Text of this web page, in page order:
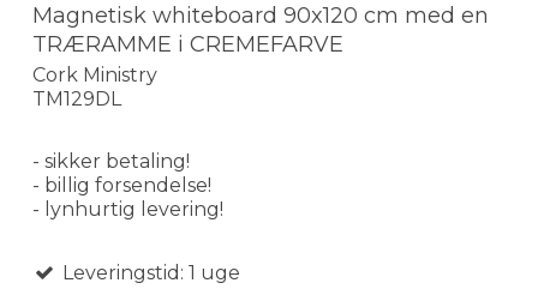
Magnetisk whiteboard 90x120 cm med en
TRÆRAMME i CREMEFARVE
Cork Ministry
TM129DL
- sikker betaling!
- billig forsendelse!
- lynhurtig levering!
Leveringstid: 1 uge